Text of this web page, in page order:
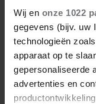
Wij en onze 1022
gegevens (bijv. uw
technologieën
apparaat op te
gepersonaliseerde
advertenties en